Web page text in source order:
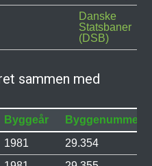
Danske
Statsbaner
(DSB)
sammen med
Byggeår
Byggenummer
1981
29.354